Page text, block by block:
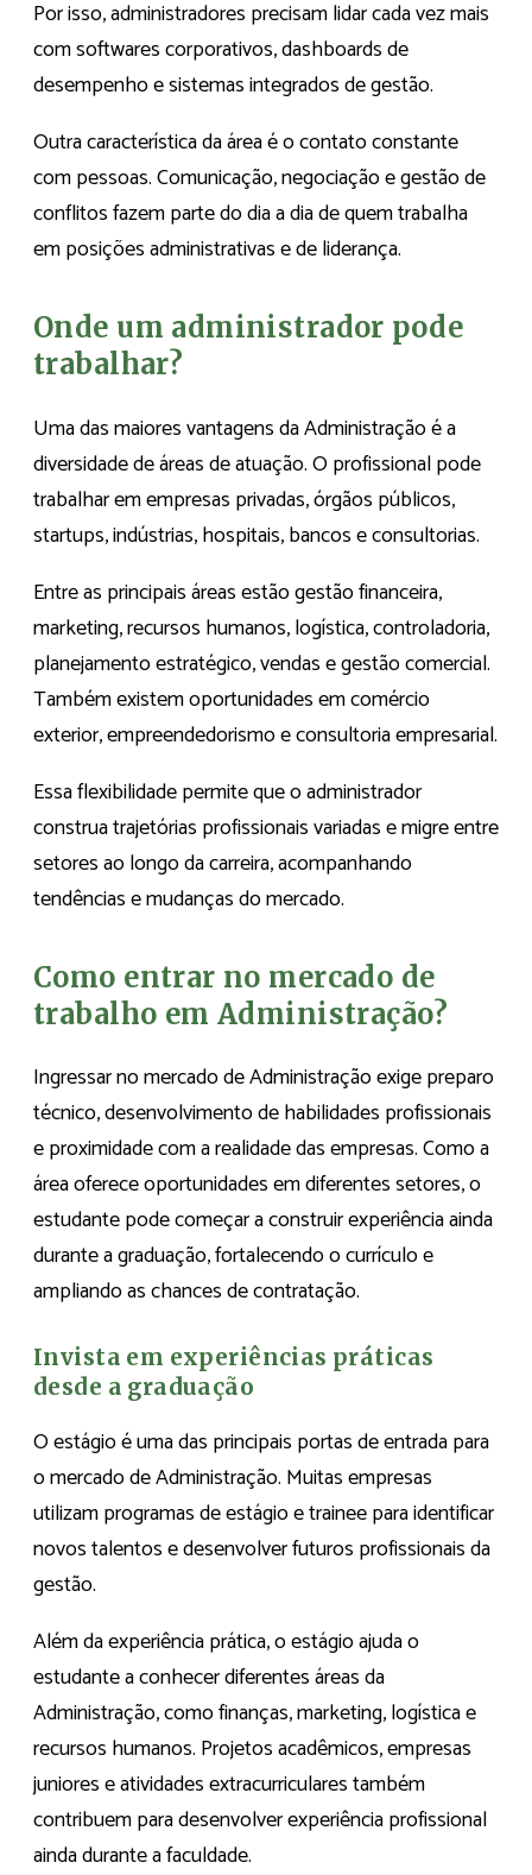
Por isso, administradores precisam lidar cada vez mais
com softwares corporativos, dashboards de
desempenho e sistemas integrados de gestão.
Outra característica da área é o contato constante
com pessoas. Comunicação, negociação e gestão de
conflitos fazem parte do dia a dia de quem trabalha
em posições administrativas e de liderança.
Onde um administrador pode
trabalhar?
Uma das maiores vantagens da Administração é a
diversidade de áreas de atuação. O profissional pode
trabalhar em empresas privadas, órgãos públicos,
startups, indústrias, hospitais, bancos e consultorias.
Entre as principais áreas estão gestão financeira,
marketing, recursos humanos, logística, controladoria,
planejamento estratégico, vendas e gestão comercial.
Também existem oportunidades em comércio
exterior, empreendedorismo e consultoria empresarial.
Essa flexibilidade permite que o administrador
construa trajetórias profissionais variadas e migre entre
setores ao longo da carreira, acompanhando
tendências e mudanças do mercado.
Como entrar no mercado de
trabalho em Administração?
Ingressar no mercado de Administração exige preparo
técnico, desenvolvimento de habilidades profissionais
e proximidade com a realidade das empresas. Como a
área oferece oportunidades em diferentes setores, o
estudante pode começar a construir experiência ainda
durante a graduação, fortalecendo o currículo e
ampliando as chances de contratação.
Invista em experiências práticas
desde a graduação
O estágio é uma das principais portas de entrada para
o mercado de Administração. Muitas empresas
utilizam programas de estágio e trainee para identificar
novos talentos e desenvolver futuros profissionais da
gestão.
Além da experiência prática, o estágio ajuda o
estudante a conhecer diferentes áreas da
Administração, como finanças, marketing, logística e
recursos humanos. Projetos acadêmicos, empresas
juniores e atividades extracurriculares também
contribuem para desenvolver experiência profissional
ainda durante a faculdade.